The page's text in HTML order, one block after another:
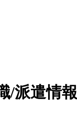
/派遣情報